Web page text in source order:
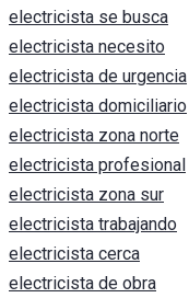
electricista se busca
electricista necesito
electricista de urgencia
electricista domiciliario
electricista zona norte
electricista profesional
electricista zona sur
electricista trabajando
electricista cerca
electricista de obra